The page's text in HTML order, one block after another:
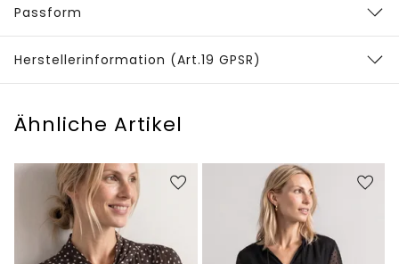
Passform
Herstellerinformation (Art.19 GPSR)
Ähnliche Artikel